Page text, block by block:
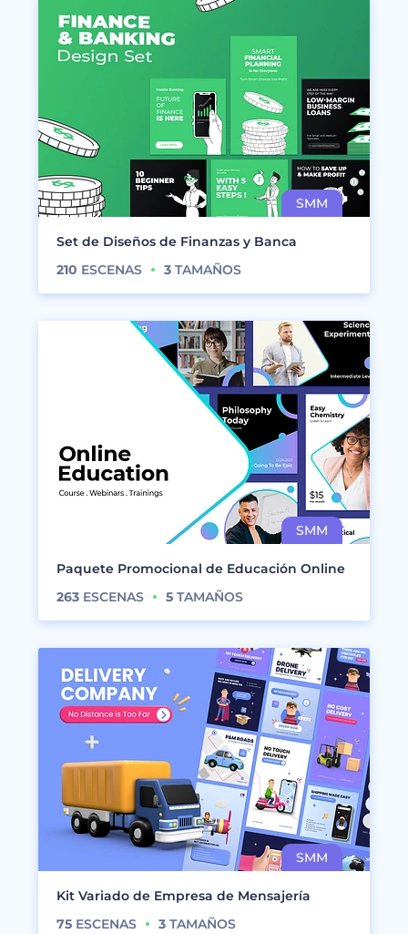
Set de Diseños de Finanzas y Banca
210 ESCENAS 3 TAMAÑOS
Paquete Promocional de Educación Online
263 ESCENAS 5 TAMAÑOS
Kit Variado de Empresa de Mensajería
75 ESCENAS 3 TAMAÑOS